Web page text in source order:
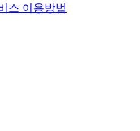
스 이용방법